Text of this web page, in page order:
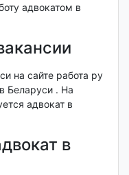
адвокатом в
на сайте работа ру
Беларуси . На
адвокат в
в